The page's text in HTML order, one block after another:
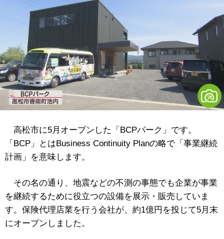
高松市に5月オープンした「BCPパーク」です。
「BCP」とはBusiness Continuity Planの略で「事業継続
計画」を意味します。
その名の通り、地震などの不測の事態でも企業が事業
を継続するために役立つの設備を展示・販売していま
す。保険代理店業を行う会社が、約1億円を投じて5月末
にオープンしました。